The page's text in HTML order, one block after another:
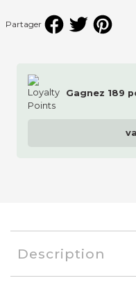
Partager
Gagnez 189
Description